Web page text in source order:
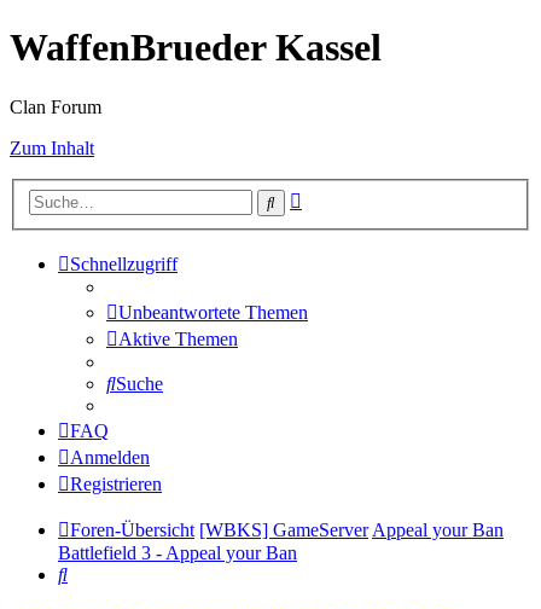
WaffenBrueder Kassel
Clan Forum
Zum Inhalt
Suche
Schnellzugriff
Unbeantwortete Themen
Aktive Themen
Suche
FAQ
Anmelden
Registrieren
Foren-Übersicht [WBKS] GameServerAppeal your Ban
Battlefield 3 - Appeal your Ban
Suche